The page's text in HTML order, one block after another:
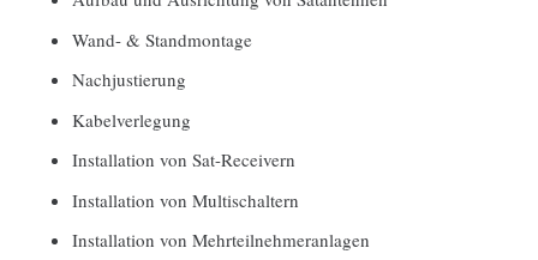
Wand- & Standmontage
Nachjustierung
Kabelverlegung
Installation von Sat-Receivern
Installation von Multischaltern
Installation von Mehrteilnehmeranlagen